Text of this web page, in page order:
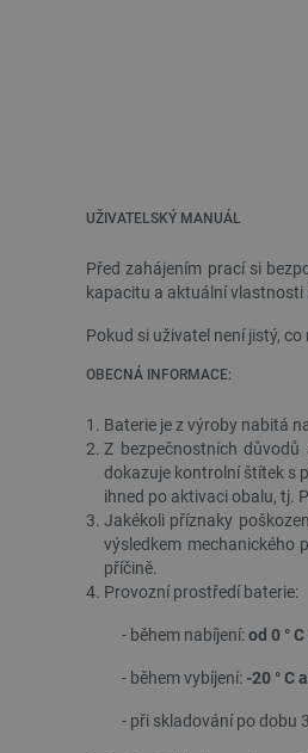
UŽIVATELSKÝ MANUÁL
Před zahájením prací si
kapacitu a aktuální
Pokud si uživatel není jistý,
OBECNÁ INFORMACE:
Baterie je z výroby nabitá
Z bezpečnostních
dokazuje kontrolní štítek s
ihned po aktivaci obalu, tj.
Jakékoli příznaky
výsledkem mechanického
příčině.
Provozní prostředí baterie:
- během nabíjení:od 0 °
- během vybíjení: -20 ° C
- při skladování po dobu